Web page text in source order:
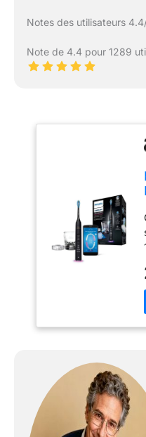
Notes des utilisateurs
Note de 4.4 pour 1289